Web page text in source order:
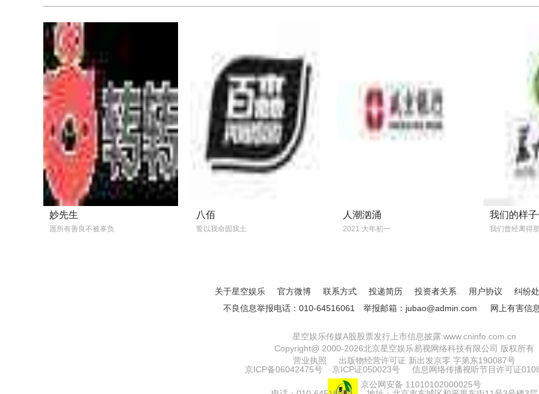
妙先生
愿所有善良不被辜负
八佰
誓以我命固我土
人潮汹涌
2021 大年初一
我们的样
我们曾经离得
关于星空娱乐 官方微博 联系方式 投递简历 投资者关系 用户协议
纠纷
不良信息举报电话：010-64516061
举报邮箱：jubao@admin.com 网上有害信
星空娱乐传媒A股股票发行上市信息披露:www.cninfo.com.cn
Copyright@ 2000-2026北京星空娱乐易视网络科技有限公司 版权所有
营业执照
出版物经营许可证 新出发京零 字第东190087号
京ICP备06042475号
京ICP证050023号
信息网络传播视听节目许可证
京公网安备 11010102000025号